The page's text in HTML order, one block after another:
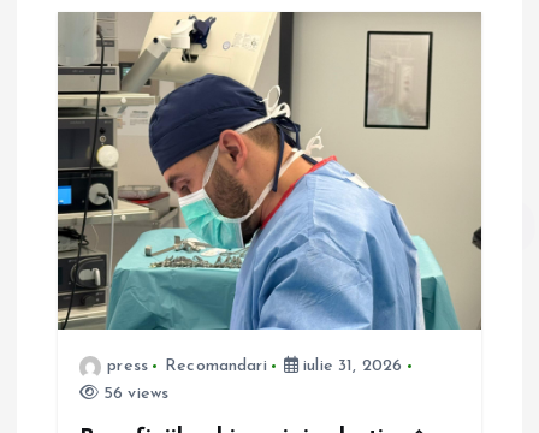
e
n
a
r
press Recomandari
iulie 31, 2026
56 views